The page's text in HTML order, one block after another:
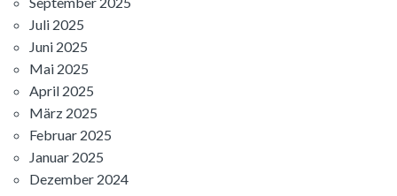
Juli 2025
Juni 2025
Mai 2025
April 2025
März 2025
Februar 2025
Januar 2025
Dezember 2024